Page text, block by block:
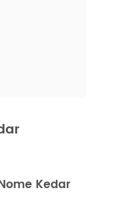
Kedar